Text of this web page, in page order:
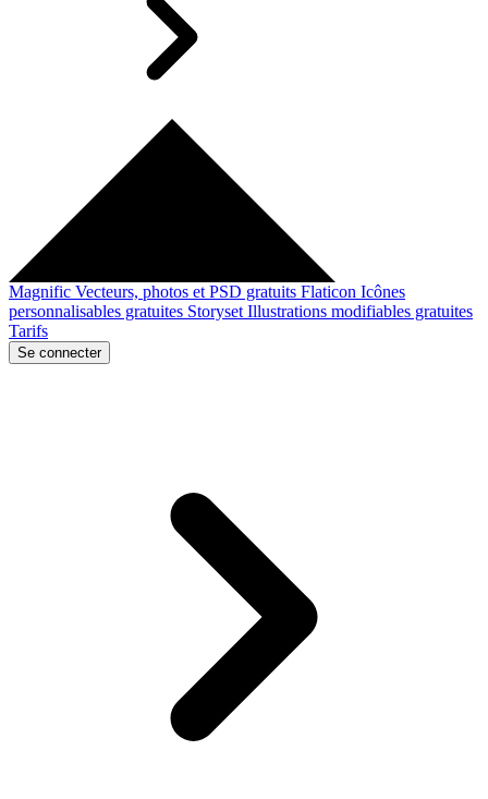
Magnific Vecteurs, photos et PSD gratuits Flaticon Icônes
personnalisables gratuites Storyset Illustrations modifiables gratuites
Tarifs
Se connecter